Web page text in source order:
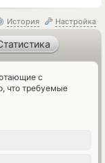
История Настройка
с
что требуемые